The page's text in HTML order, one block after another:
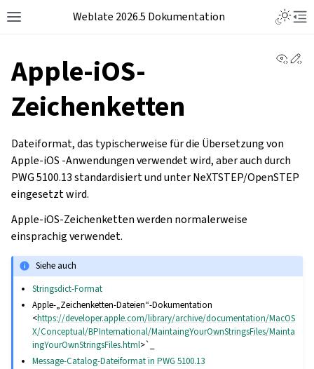
Weblate 2026.5 Dokumentation
Apple-iOS-
Zeichenketten
Dateiformat, das typischerweise für die Übersetzung von
Apple-iOS -Anwendungen verwendet wird, aber auch durch
PWG 5100.13 standardisiert und unter NeXTSTEP/OpenSTEP
eingesetzt wird.
Apple-iOS-Zeichenketten werden normalerweise
einsprachig verwendet.
Siehe auch
Stringsdict-Format
Apple-„Zeichenketten-Dateien“-Dokumentation
<https://developer.apple.com/library/archive/documentation/MacOS
X/Conceptual/BPInternational/MaintaingYourOwnStringsFiles/Mainta
ingYourOwnStringsFiles.html>`_
Message-Catalog-Dateiformat in PWG 5100.13